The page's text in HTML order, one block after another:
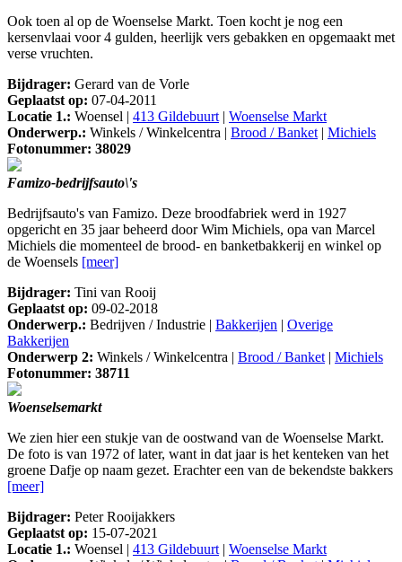
Ook toen al op de Woenselse Markt. Toen kocht je nog een
kersenvlaai voor 4 gulden, heerlijk vers gebakken en opgemaakt met
verse vruchten.
Bijdrager: Gerard van de Vorle
Geplaatst op: 07-04-2011
Locatie 1.: Woensel | 413 Gildebuurt| Woenselse Markt
Onderwerp.: Winkels / Winkelcentra | Brood / Banket| Michiels
Fotonummer: 38029
Famizo-bedrijfsauto\'s
Bedrijfsauto's van Famizo. Deze broodfabriek werd in 1927
opgericht en 35 jaar beheerd door Wim Michiels, opa van Marcel
Michiels die momenteel de brood- en banketbakkerij en winkel op
de Woensels [meer]
Bijdrager: Tini van Rooij
Geplaatst op: 09-02-2018
Onderwerp.: Bedrijven / Industrie | Bakkerijen | Overige
Bakkerijen
Onderwerp 2: Winkels / Winkelcentra | Brood / Banket| Michiels
Fotonummer: 38711
Woenselsemarkt
We zien hier een stukje van de oostwand van de Woenselse Markt.
De foto is van 1972 of later, want in dat jaar is het kenteken van het
groene Dafje op naam gezet. Erachter een van de bekendste bakkers
[meer]
Bijdrager: Peter Rooijakkers
Geplaatst op: 15-07-2021
Locatie 1.: Woensel | 413 Gildebuurt| Woenselse Markt